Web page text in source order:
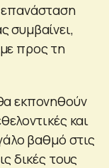
συμβαίνει,
προς τη
εκπονηθούν
και
βαθμό στις
δικές τους